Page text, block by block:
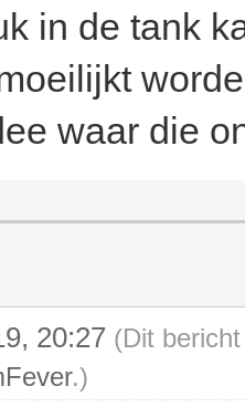
in de tank
waar die
20:27 (Dit
.)